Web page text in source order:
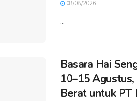
08/08/2026
Basara Hai
10–15
Berat untuk PT